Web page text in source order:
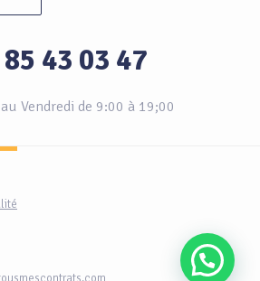
43 03 47
Vendredi de 9:00 à 19;00